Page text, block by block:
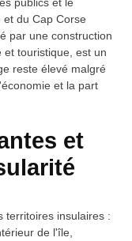
du Cap Corse
par une construction
et touristique, est un
reste élevé malgré
et la part
et
territoires insulaires :
de l'île,